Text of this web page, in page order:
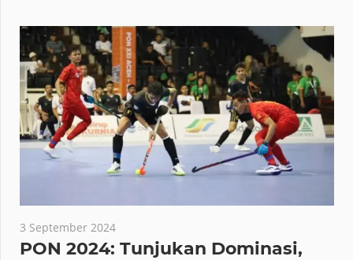
3 September 2024
PON 2024: Tunjukan Dominasi,